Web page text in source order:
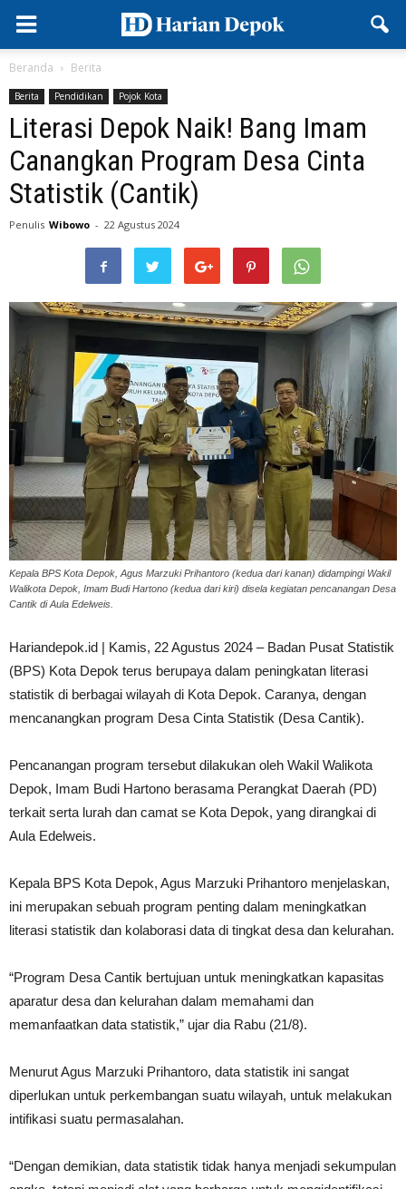
Beranda Berita
Berita Pendidikan Pojok Kota
Literasi Depok Naik! Bang Imam
Canangkan Program Desa Cinta
Statistik (Cantik)
Penulis Wibowo - 22 Agustus 2024
Kepala BPS Kota Depok, Agus Marzuki Prihantoro (kedua dari kanan) didampingi Wakil
Walikota Depok, Imam Budi Hartono (kedua dari kiri) disela kegiatan pencanangan Desa
Cantik di Aula Edelweis.
Hariandepok.id | Kamis, 22 Agustus 2024 – Badan Pusat Statistik
(BPS) Kota Depok terus berupaya dalam peningkatan literasi
statistik di berbagai wilayah di Kota Depok. Caranya, dengan
mencanangkan program Desa Cinta Statistik (Desa Cantik).
Pencanangan program tersebut dilakukan oleh Wakil Walikota
Depok, Imam Budi Hartono berasama Perangkat Daerah (PD)
terkait serta lurah dan camat se Kota Depok, yang dirangkai di
Aula Edelweis.
Kepala BPS Kota Depok, Agus Marzuki Prihantoro menjelaskan,
ini merupakan sebuah program penting dalam meningkatkan
literasi statistik dan kolaborasi data di tingkat desa dan kelurahan.
“Program Desa Cantik bertujuan untuk meningkatkan kapasitas
aparatur desa dan kelurahan dalam memahami dan
memanfaatkan data statistik,” ujar dia Rabu (21/8).
Menurut Agus Marzuki Prihantoro, data statistik ini sangat
diperlukan untuk perkembangan suatu wilayah, untuk melakukan
intifikasi suatu permasalahan.
“Dengan demikian, data statistik tidak hanya menjadi sekumpulan